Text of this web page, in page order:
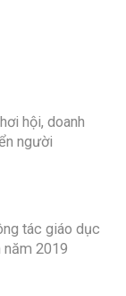
hội, doanh
người
tác giáo dục
năm 2019